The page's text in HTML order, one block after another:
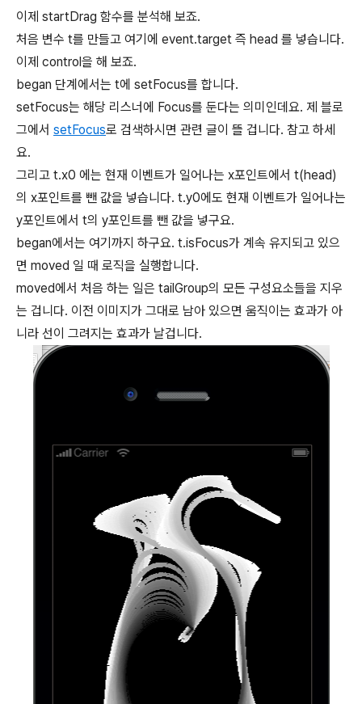
이제 startDrag 함수를 분석해 보죠.
처음 변수 t를 만들고 여기에 event.target 즉 head 를 넣습니다.
이제 control을 해 보죠.
began 단계에서는 t에 setFocus를 합니다.
setFocus는 해당 리스너에 Focus를 둔다는 의미인데요. 제 블로
그에서 setFocus로 검색하시면 관련 글이 뜰 겁니다. 참고 하세
요.
그리고 t.x0 에는 현재 이벤트가 일어나는 x포인트에서 t(head)
의 x포인트를 뺀 값을 넣습니다. t.y0에도 현재 이벤트가 일어나는
y포인트에서 t의 y포인트를 뺀 값을 넣구요.
began에서는 여기까지 하구요. t.isFocus가 계속 유지되고 있으
면 moved 일 때 로직을 실행합니다.
moved에서 처음 하는 일은 tailGroup의 모든 구성요소들을 지우
는 겁니다. 이전 이미지가 그대로 남아 있으면 움직이는 효과가 아
니라 선이 그려지는 효과가 날겁니다.